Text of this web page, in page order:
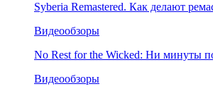
Syberia Remastered. Как делают
Видеообзоры
No Rest for the Wicked: Ни минуты
Видеообзоры